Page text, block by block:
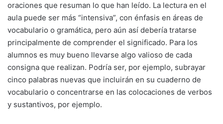
oraciones que resuman lo que han leído. La lectura en el
aula puede ser más “intensiva”, con énfasis en áreas de
vocabulario o gramática, pero aún así debería tratarse
principalmente de comprender el significado. Para los
alumnos es muy bueno llevarse algo valioso de cada
consigna que realizan. Podría ser, por ejemplo, subrayar
cinco palabras nuevas que incluirán en su cuaderno de
vocabulario o concentrarse en las colocaciones de verbos
y sustantivos, por ejemplo.